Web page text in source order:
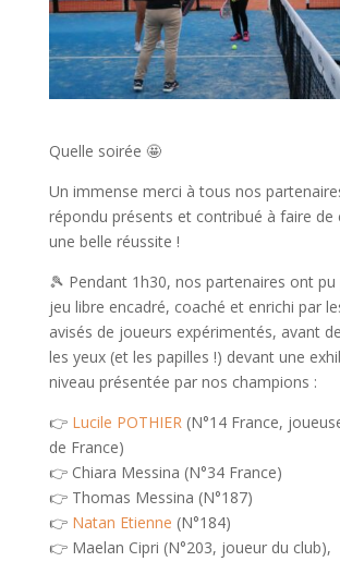
Quelle soirée 🤩
Un immense merci à tous nos
répondu présents et contribué à faire de
une belle réussite !
🎾 Pendant 1h30, nos partenaires ont pu
jeu libre encadré, coaché et enrichi par
avisés de joueurs expérimentés, avant
les yeux (et les papilles !) devant une
niveau présentée par nos champions :
👉 Lucile POTHIER(N°14 France,
de France)
👉 Chiara Messina (N°34 France)
👉 Thomas Messina (N°187)
👉 Natan Etienne (N°184)
👉 Maelan Cipri (N°203, joueur du club),